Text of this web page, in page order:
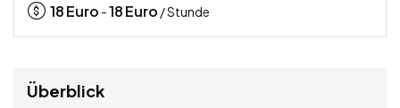
18Euro -18Euro / Stunde
Überblick